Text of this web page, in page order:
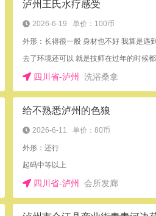
泸州王氏水疗感受
2026-6-19 单价：100币
四川省-泸州 洗浴桑拿
给不熟悉泸州的色狼
2026-6-11 单价：80币
外形：还行
起码中等以上
四川省-泸州 会所发廊